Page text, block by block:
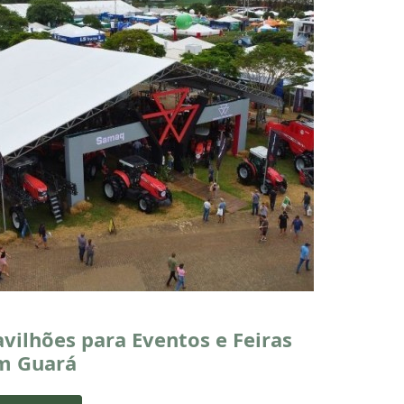
para Eventos e Feiras
Guará